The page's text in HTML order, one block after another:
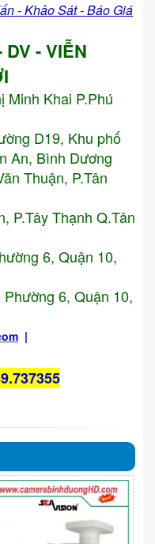
- Khảo Sát - Báo Giá
DV - VIỄN
Minh Khai P.Phú
D19, Khu phố
An, Bình Dương
Thuận, P.Tân
P.Tây Thạnh Q.Tân
6, Quận 10,
6, Quận 10,
|